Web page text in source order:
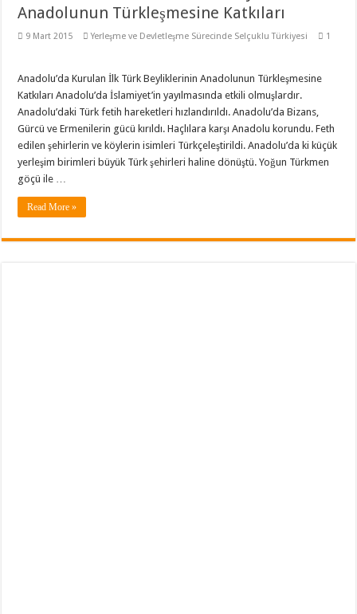
Anadolunun Türkleşmesine Katkıları
9 Mart 2015 Yerleşme ve Devletleşme Sürecinde Selçuklu Türkiyesi 1
Anadolu’da Kurulan İlk Türk Beyliklerinin Anadolunun Türkleşmesine
Katkıları Anadolu’da İslamiyet’in yayılmasında etkili olmuşlardır.
Anadolu’daki Türk fetih hareketleri hızlandırıldı. Anadolu’da Bizans,
Gürcü ve Ermenilerin gücü kırıldı. Haçlılara karşı Anadolu korundu. Feth
edilen şehirlerin ve köylerin isimleri Türkçeleştirildi. Anadolu’da ki küçük
yerleşim birimleri büyük Türk şehirleri haline dönüştü. Yoğun Türkmen
göçü ile …
Read More »